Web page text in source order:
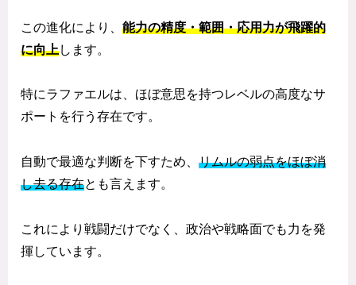
この進化により、 能力の精度・範囲・応用力が飛躍的
に向上します。
特にラファエルは、ほぼ意思を持つレベルの高度なサ
ポートを行う存在です。
自動で最適な判断を下すため、 リムルの弱点をほぼ消
し去る存在とも言えます。
これにより戦闘だけでなく、政治や戦略面でも力を発
揮しています。